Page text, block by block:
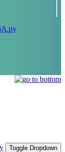
Toggle Dropdown